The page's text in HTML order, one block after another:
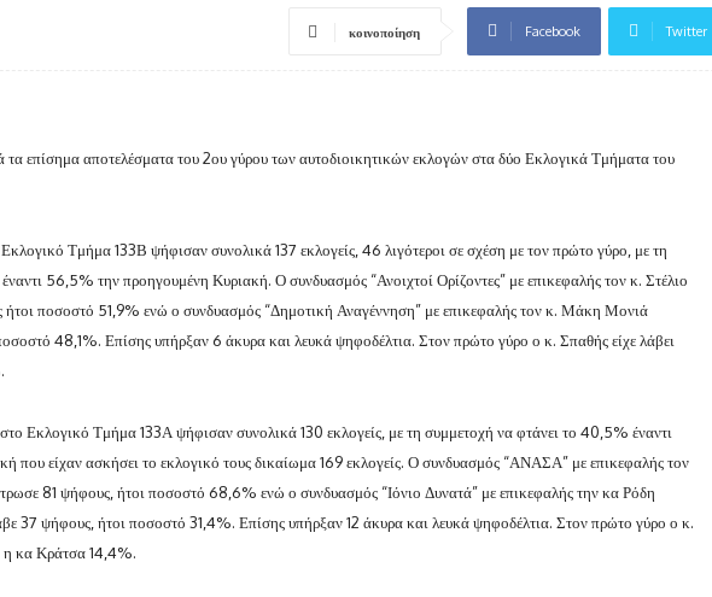
κοινοποίηση Facebook Twitter
τα επίσημα αποτελέσματα του 2ου γύρου των αυτοδιοικητικών εκλογών στα δύο Εκλογικά Τμήματα του
Τμήμα 133Β ψήφισαν συνολικά 137 εκλογείς, 46 λιγότεροι σε σχέση με τον πρώτο γύρο, με τη
56,5% την προηγουμένη Κυριακή. Ο συνδυασμός “Ανοιχτοί Ορίζοντες” με επικεφαλής τον κ. Στέλιο
ποσοστό 51,9% ενώ ο συνδυασμός “Δημοτική Αναγέννηση” με επικεφαλής τον κ. Μάκη Μονιά
48,1%. Επίσης υπήρξαν 6 άκυρα και λευκά ψηφοδέλτια. Στον πρώτο γύρο ο κ. Σπαθής είχε λάβει
στο Εκλογικό Τμήμα 133Α ψήφισαν συνολικά 130 εκλογείς, με τη συμμετοχή να φτάνει το 40,5% έναντι
που είχαν ασκήσει το εκλογικό τους δικαίωμα 169 εκλογείς. Ο συνδυασμός “ΑΝΑΣΑ” με επικεφαλής τον
81 ψήφους, ήτοι ποσοστό 68,6% ενώ ο συνδυασμός “Ιόνιο Δυνατά” με επικεφαλής την κα Ρόδη
37 ψήφους, ήτοι ποσοστό 31,4%. Επίσης υπήρξαν 12 άκυρα και λευκά ψηφοδέλτια. Στον πρώτο γύρο ο κ.
η κα Κράτσα 14,4%.